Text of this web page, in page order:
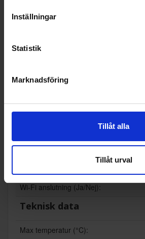
Inställningar
Statistik
Marknadsföring
Tillåt alla
Tillåt urval
Produktgrupp:
Mikrovågsfunktion (Ja/Nej):
Stektermometer (Ja/Nej):
Timer (Ja/Nej):
Wi-Fi anslutning (Ja/Nej):
Teknisk data
Max temperatur (°C):